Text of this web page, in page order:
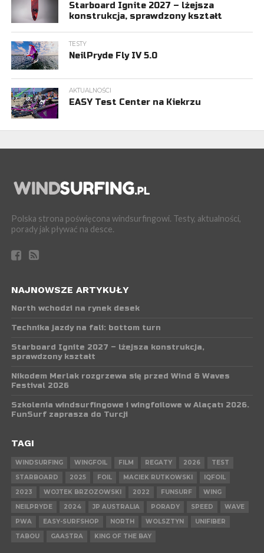
Starboard Ignite 2027 – lżejsza
konstrukcja, sprawdzony kształt
TESTY
NeilPryde Fly IV 5.0
AKTUALNOŚCI
EASY Test Center na Kiekrzu
Polska strona poświęcona windsurfingowi. Testy, aktualności,
porady jak pływać na desce.
NAJNOWSZE ARTYKUŁY
North wchodzi na rynek desek
Technika jazdy na fali: bottom turn
Starboard Ignite 2027 – lżejsza konstrukcja,
sprawdzony kształt
Nikodem Merlak rozgrzewa się przed Wind & Waves
Festival 2026
Szkolenia windsurfingowe i wingfoilowe w Alaçatı 2026.
FunSurf zaprasza do Turcji
TAGI
WINDSURFING WINGFOIL FILM REGATY 2026
TEST
STARBOARD
2025 FOIL MACIEK RUTKOWSKI
IQFOIL
2023
WOJTEK BRZOZOWSKI 2022 FUNSURF
WING
NEILPRYDE
2024 JP AUSTRALIA PORADY SPEED
WAVE
PWA
EASY-SURFSHOP NORTH WOLSZTYN
UNIFIBER
TABOU
GAASTRA KING OF THE BAY